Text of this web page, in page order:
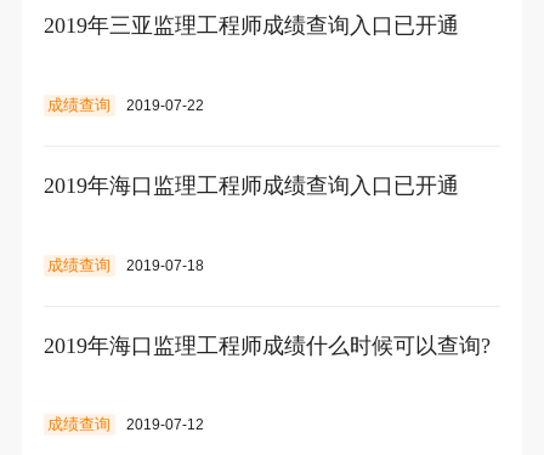
2019年三亚监理工程师成绩查询入口已开通
成绩查询 2019-07-22
2019年海口监理工程师成绩查询入口已开通
成绩查询 2019-07-18
2019年海口监理工程师成绩什么时候可以查询?
成绩查询 2019-07-12